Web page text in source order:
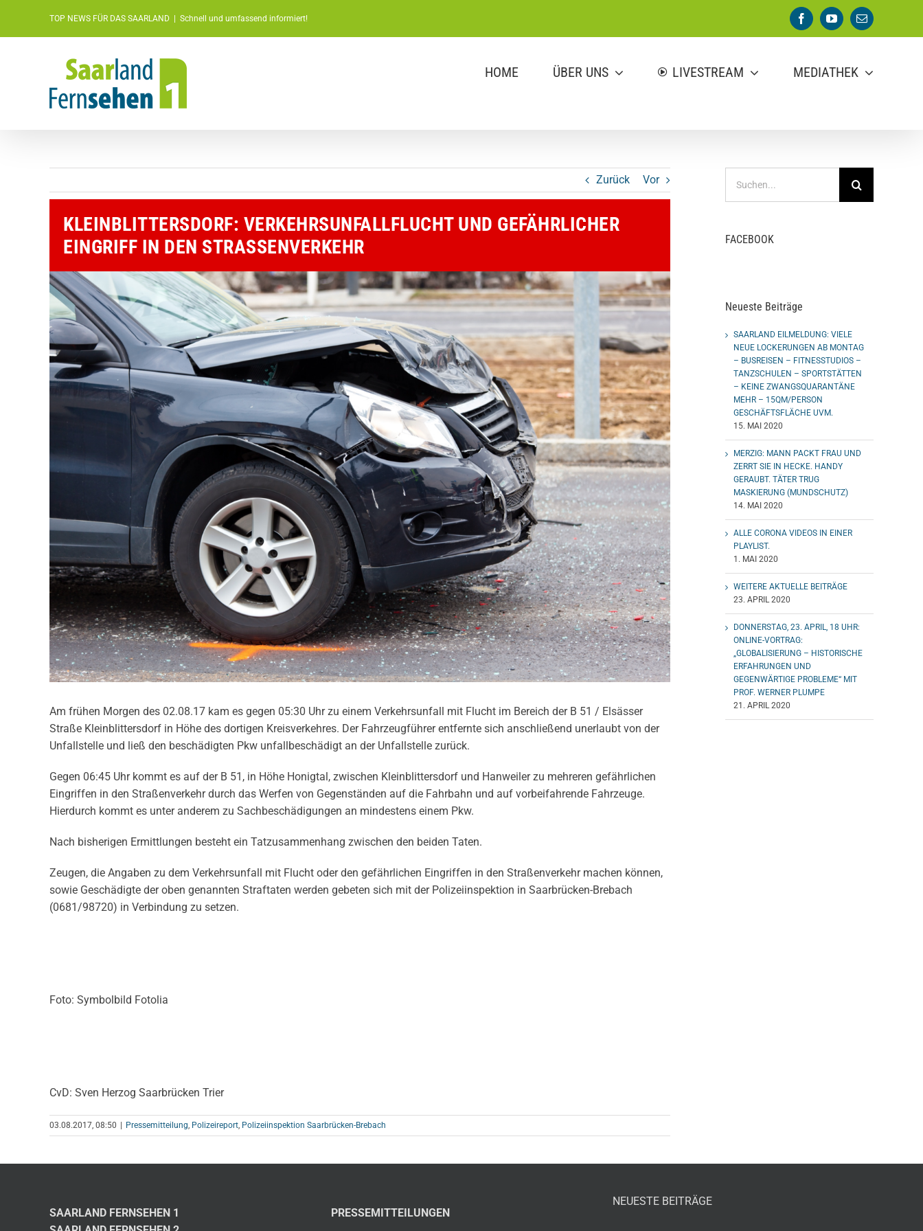
TOP NEWS FÜR DAS SAARLAND Schnell und umfassend informiert! FacebookYouTube
E-
Mail
HOME ÜBER UNS LIVESTREAM MEDIATHEK
Zurück Vor
KLEINBLITTERSDORF: VERKEHRSUNFALLFLUCHT UND GEFÄHRLICHER
EINGRIFF IN DEN STRASSENVERKEHR
Am frühen Morgen des 02.08.17 kam es gegen 05:30 Uhr zu einem Verkehrsunfall mit Flucht im Bereich der B 51 / Elsässer
Straße Kleinblittersdorf in Höhe des dortigen Kreisverkehres. Der Fahrzeugführer entfernte sich anschließend unerlaubt von der
Unfallstelle und ließ den beschädigten Pkw unfallbeschädigt an der Unfallstelle zurück.
Gegen 06:45 Uhr kommt es auf der B 51, in Höhe Honigtal, zwischen Kleinblittersdorf und Hanweiler zu mehreren gefährlichen
Eingriffen in den Straßenverkehr durch das Werfen von Gegenständen auf die Fahrbahn und auf vorbeifahrende Fahrzeuge.
Hierdurch kommt es unter anderem zu Sachbeschädigungen an mindestens einem Pkw.
Nach bisherigen Ermittlungen besteht ein Tatzusammenhang zwischen den beiden Taten.
Zeugen, die Angaben zu dem Verkehrsunfall mit Flucht oder den gefährlichen Eingriffen in den Straßenverkehr machen können,
sowie Geschädigte der oben genannten Straftaten werden gebeten sich mit der Polizeiinspektion in Saarbrücken-Brebach
(0681/98720) in Verbindung zu setzen.
Foto: Symbolbild Fotolia
CvD: Sven Herzog Saarbrücken Trier
03.08.2017, 08:50 Pressemitteilung, Polizeireport, Polizeiinspektion Saarbrücken-Brebach
nach:
FACEBOOK
Neueste Beiträge
SAARLAND EILMELDUNG: VIELE
NEUE LOCKERUNGEN AB MONTAG
– BUSREISEN – FITNESSTUDIOS –
TANZSCHULEN – SPORTSTÄTTEN
– KEINE ZWANGSQUARANTÄNE
MEHR – 15QM/PERSON
GESCHÄFTSFLÄCHE UVM.
15. MAI 2020
MERZIG: MANN PACKT FRAU UND
ZERRT SIE IN HECKE. HANDY
GERAUBT. TÄTER TRUG
MASKIERUNG (MUNDSCHUTZ)
14. MAI 2020
ALLE CORONA VIDEOS IN EINER
PLAYLIST.
1. MAI 2020
WEITERE AKTUELLE BEITRÄGE
23. APRIL 2020
DONNERSTAG, 23. APRIL, 18 UHR:
ONLINE-VORTRAG:
„GLOBALISIERUNG – HISTORISCHE
ERFAHRUNGEN UND
GEGENWÄRTIGE PROBLEME“ MIT
PROF. WERNER PLUMPE
21. APRIL 2020
SAARLAND FERNSEHEN 1
PRESSEMITTEILUNGEN
NEUESTE BEITRÄGE